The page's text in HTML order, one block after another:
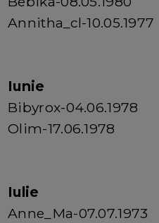
Annitha_cl-10.05.1977
Iunie
Bibyrox-04.06.1978
Olim-17.06.1978
Iulie
Anne_Ma-07.07.1973